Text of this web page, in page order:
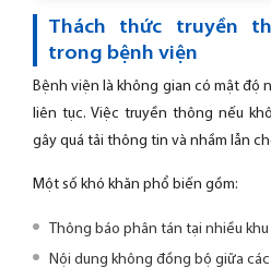
Thách thức truyền
trong bệnh viện
Bệnh viện là không gian có mật độ
liên tục. Việc truyền thông nếu
gây quá tải thông tin và nhầm lẫn
Một số khó khăn phổ biến gồm:
Thông báo phân tán tại nhiều
Nội dung không đồng bộ giữa